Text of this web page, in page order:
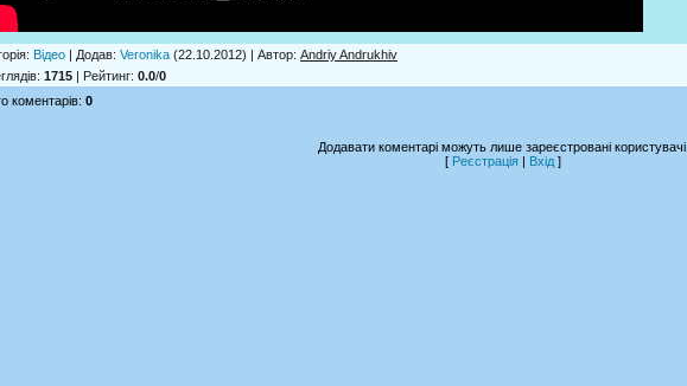
: Відео | Додав: Veronika (22.10.2012) | Автор: Andriy Andrukhiv
: 1715 | Рейтинг: 0.0/0
коментарів: 0
Додавати коментарі можуть лише зареєстровані користувачі.
[ Реєстрація | Вхід ]